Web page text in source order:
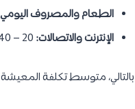
الطعام والمصروف
الإنترنت والاتصالات:
بالتالي، متوسط تكلفة